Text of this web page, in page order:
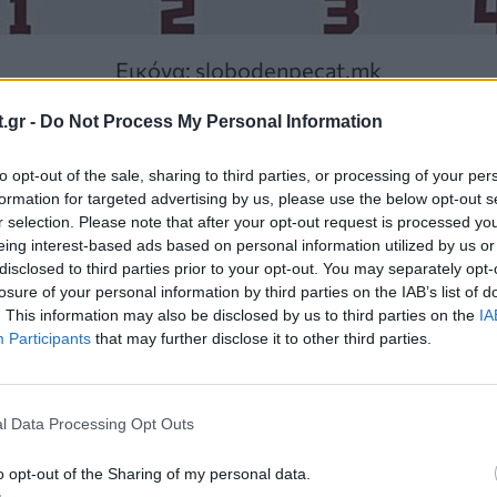
- Do Not Process My Personal Information
opt-out of the sale, sharing to third parties, or processing of your
for targeted advertising by us, please use the below opt-out
selection. Please note that after your opt-out request is processed
interest-based ads based on personal information utilized by us
to third parties prior to your opt-out. You may separately
of your personal information by third parties on the IAB’s list of
This information may also be disclosed by us to third parties on the
Participants that may further disclose it to other third parties.
Data Processing Opt Outs
opt-out of the Sharing of my personal data.
Εικόνα: slobodenpecat.mk
η προσαρμοστικότητα. Αγκαλιάζετε κάθε
τις προκλήσεις με σιγουριά, ευελιξία
είναι η ενσυναίσθηση. Κατανοείτε βαθιά τους
και δημιουργείτε σχέσεις εμπιστοσύνης,